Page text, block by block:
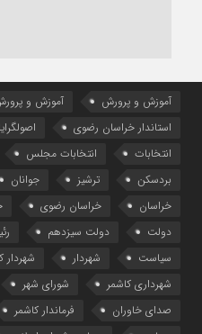
آموزش و پرورش آموزش و
استاندار خراسان رضوی
انتخابات
انتخابات مجلس
بردسکن
ترشیز جوانان
خراسان
خراسان رضوی
دولت
دولت سیزدهم
سیاست
شهردار شهردار
شهرداری کاشمر
شورای شهر
صدای خاوران
فرماندار کاشمر